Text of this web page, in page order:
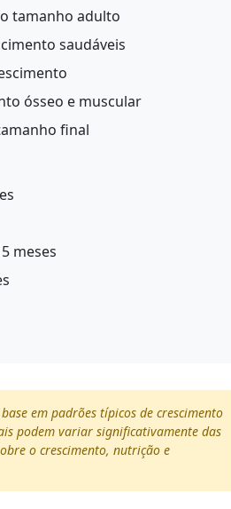
tamanho adulto
saudáveis
ósseo e muscular
final
meses
em padrões típicos de crescimento
podem variar significativamente das
o crescimento, nutrição e